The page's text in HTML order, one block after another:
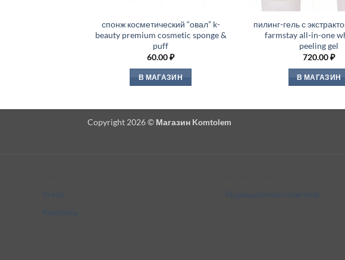
спонж косметический “овал” k-
beauty premium cosmetic sponge &
puff
60.00₽
В МАГАЗИН
пилинг-гель с
farmstay all-in-one
peeling gel
720.00₽
В МАГАЗИН
Copyright 2026 © Магазин Komtolem
О нас
Контакты
Редакционная политика